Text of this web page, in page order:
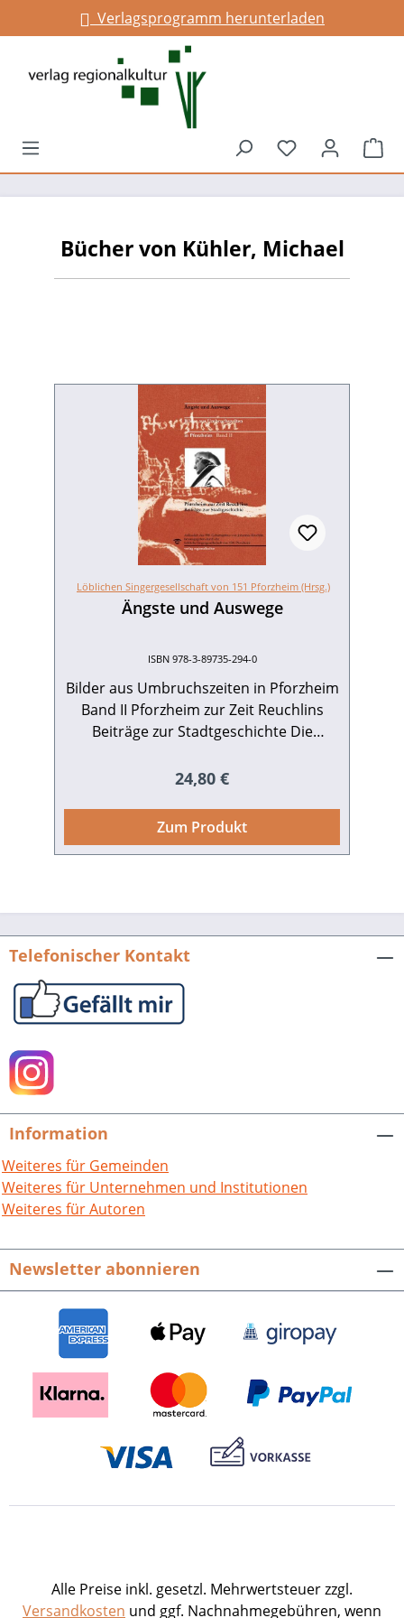
springenVerlagsprogramm herunterladen
Du hast 0
Bücher von Kühler, Michael
Löblichen Singergesellschaft von 151 Pforzheim (Hrsg.)
Ängste und Auswege
ISBN 978-3-89735-294-0
Bilder aus Umbruchszeiten in Pforzheim
Band II Pforzheim zur Zeit Reuchlins
Beiträge zur Stadtgeschichte Die
16. Jahrhunderts macht dieser reich
Facetten, Ursprüngen und
1447–1565: Chronologie denkwürdiger
Pforzheimer Stadtansichten des Georg
(1643). – Pforzheim um 1500: Reuchlin
flüchtet vor der tödlichen Seuche. –
Fürstenhochzeiten im 15. Jahrhundert. –
Gedenken und Erinnern. Der
südwestdeutsche Humanismus und die
europäische Kulturgeschichte. –
Reuchlin und seine Bedeutung im
europäischen Humanismus. – Henno –
die Wiedergeburt der antiken Komödie.
Biederen Bürgern den Spiegel
vorgehalten. – Textfluß und Fehlerquell.
Moderne Editionsphilologie am Beispiel
von Reuchlins Briefwechsel. – Johannes
Reuchlin in Pforzheims Stadtbild des 21.
Reuchlinpreises der Stadt Pforzheim
1955 bis 2005. – Bruderschaften des
Neuzeit als Wurzelgrund der Löblichen
Pforzheim. – Leonhard Kleber. Ein
Regulärer Preis:
24,80 €
Zum Produkt
Telefonischer Kontakt
Information
Weiteres für Gemeinden
Weiteres für Unternehmen und Institutionen
Weiteres für Autoren
Newsletter abonnieren
Alle Preise inkl. gesetzl. Mehrwertsteuer zzgl.
Versandkosten und ggf. Nachnahmegebühren, wenn